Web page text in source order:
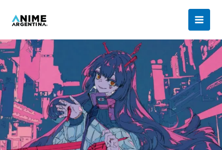
Fallece
el
ilustrador
japonés,
Cogecha
😔